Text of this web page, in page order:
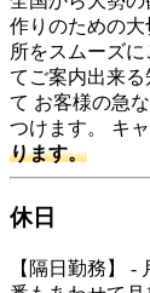
作りのための
所をスムーズ
てご案内出来
て お客様の急
つけます。 キ
ります。
休日
【隔日勤務】 -